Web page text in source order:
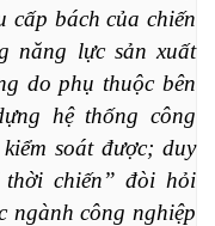
cấp bách của chiến
năng lực sản xuất
do phụ thuộc bên
hệ thống công
soát được; duy
chiến” đòi hỏi
ngành công nghiệp